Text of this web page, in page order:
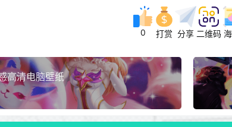
0 打赏 分享 二维码
高清电脑壁纸